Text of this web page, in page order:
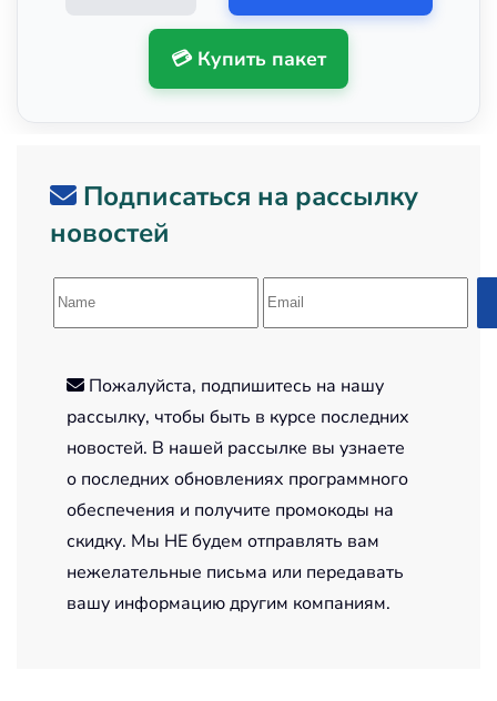
💳 Купить пакет
Подписаться на рассылку
новостей
Пожалуйста, подпишитесь на нашу
рассылку, чтобы быть в курсе последних
новостей. В нашей рассылке вы узнаете
о последних обновлениях программного
обеспечения и получите промокоды на
скидку. Мы НЕ будем отправлять вам
нежелательные письма или передавать
вашу информацию другим компаниям.